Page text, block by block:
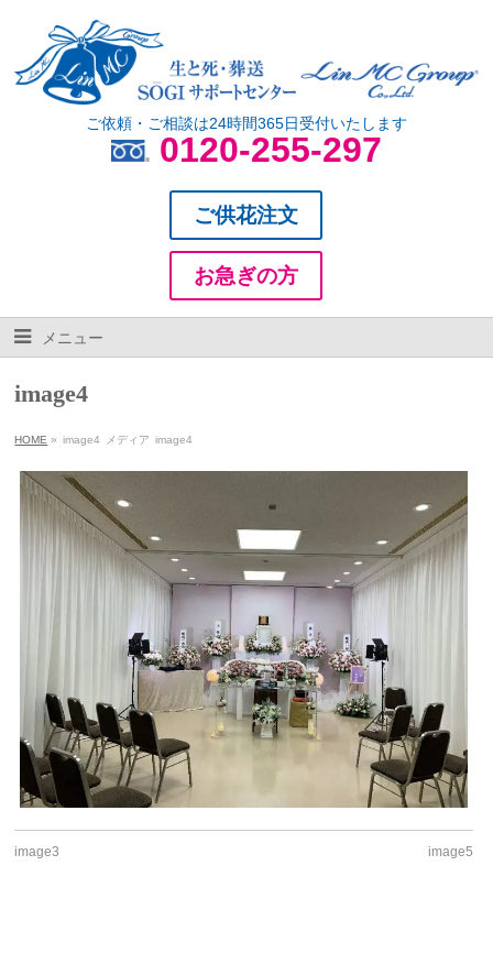
ご依頼・ご相談は24時間365日受付いたします
0120-255-297
ご供花注文
お急ぎの方
メニュー
image4
HOME » image4 メディア image4
image3 image5